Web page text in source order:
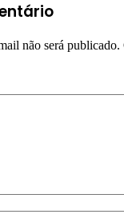
não será publicado.